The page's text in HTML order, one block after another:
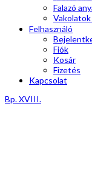
Falazó
Felhasználó
Fiók
Kosár
Fizetés
Kapcsolat
Bp. XVIII.